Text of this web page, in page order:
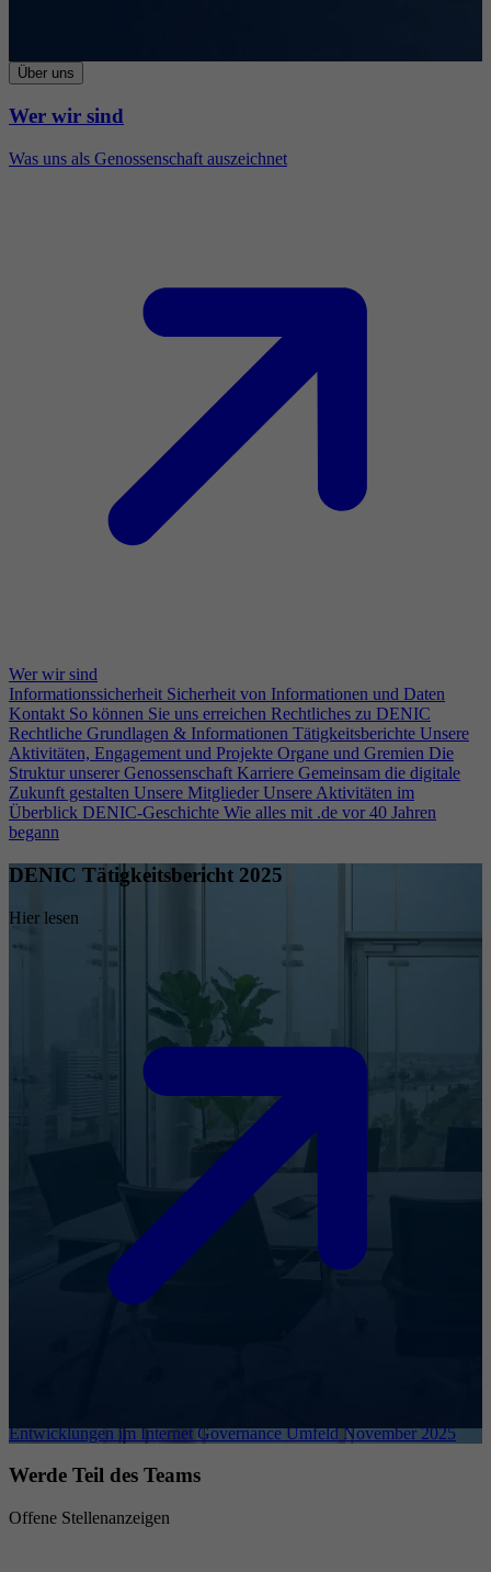
Über uns
Wer wir sind
Was uns als Genossenschaft auszeichnet
Wer wir sind
Informationssicherheit Sicherheit von Informationen und Daten
Kontakt So können Sie uns erreichen Rechtliches zu DENIC
Rechtliche Grundlagen & Informationen Tätigkeitsberichte Unsere
Aktivitäten, Engagement und Projekte Organe und Gremien Die
Struktur unserer Genossenschaft Karriere Gemeinsam die digitale
Zukunft gestalten Unsere Mitglieder Unsere Aktivitäten im
Überblick DENIC-Geschichte Wie alles mit .de vor 40 Jahren
begann
DENIC Tätigkeitsbericht 2025
Hier lesen
Entwicklungen im Internet Governance Umfeld November 2025
Werde Teil des Teams
Offene Stellenanzeigen